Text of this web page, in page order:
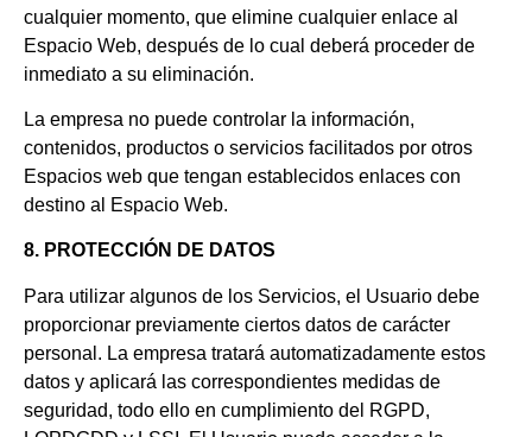
cualquier momento, que elimine cualquier enlace al
Espacio Web, después de lo cual deberá proceder de
inmediato a su eliminación.
La empresa no puede controlar la información,
contenidos, productos o servicios facilitados por otros
Espacios web que tengan establecidos enlaces con
destino al Espacio Web.
8. PROTECCIÓN DE DATOS
Para utilizar algunos de los Servicios, el Usuario debe
proporcionar previamente ciertos datos de carácter
personal. La empresa tratará automatizadamente estos
datos y aplicará las correspondientes medidas de
seguridad, todo ello en cumplimiento del RGPD,